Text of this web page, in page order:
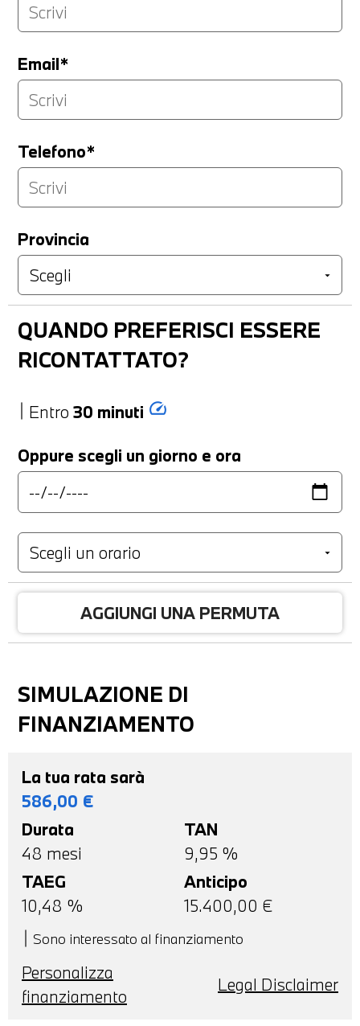
Email*
Telefono*
Provincia
QUANDO PREFERISCI ESSERE
RICONTATTATO?
Entro 30 minuti speed
Oppure scegli un giorno e ora
AGGIUNGI UNA PERMUTA
SIMULAZIONE DI
FINANZIAMENTO
La tua rata sarà
586,00 €
Durata
48 mesi
TAN
9,95 %
TAEG
10,48 %
Anticipo
15.400,00 €
Sono interessato al finanziamento
Personalizza
finanziamento
Legal Disclaimer